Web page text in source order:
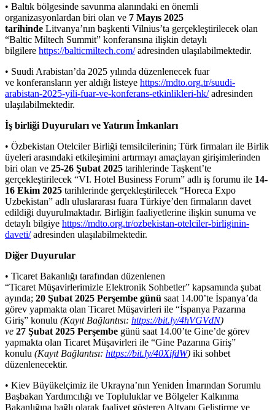
• Baltık bölgesinde savunma alanındaki en önemli
organizasyonlardan biri olan ve 7 Mayıs 2025
tarihinde Litvanya’nın başkenti Vilnius’ta gerçekleştirilecek olan
“Baltic Miltech Summit” konferansına ilişkin detaylı
bilgilere https://balticmiltech.com/adresinden ulaşılabilmektedir.
• Suudi Arabistan’da 2025 yılında düzenlenecek fuar
ve konferansların yer aldığı listeye https://mdto.org.tr/suudi-
arabistan-2025-yili-fuar-ve-konferans-etkinlikleri-hk/adresinden
ulaşılabilmektedir.
İş birliği Duyuruları ve Yatırım İmkanları
• Özbekistan Otelciler Birliği temsilcilerinin; Türk firmaları ile Birlik
üyeleri arasındaki etkileşimini artırmayı amaçlayan girişimlerinden
biri olan ve 25-26 Şubat 2025 tarihlerinde Taşkent’te
gerçekleştirilecek “VI. Hotel Business Forum” adlı iş forumu ile 14-
16 Ekim 2025 tarihlerinde gerçekleştirilecek “Horeca Expo
Uzbekistan” adlı uluslararası fuara Türkiye’den firmaların davet
edildiği duyurulmaktadır. Birliğin faaliyetlerine ilişkin sunuma ve
detaylı bilgiye https://mdto.org.tr/ozbekistan-otelciler-birliginin-
daveti/adresinden ulaşılabilmektedir.
Diğer Duyurular
• Ticaret Bakanlığı tarafından düzenlenen
“Ticaret Müşavirlerimizle Elektronik Sohbetler” kapsamında şubat
ayında; 20 Şubat 2025 Perşembe günü saat 14.00’te İspanya’da
görev yapmakta olan Ticaret Müşavirleri ile “İspanya Pazarına
Giriş” konulu (Kayıt Bağlantısı: https://bit.ly/4hVGVdN)
ve 27 Şubat 2025 Perşembe günü saat 14.00’te Gine’de görev
yapmakta olan Ticaret Müşavirleri ile “Gine Pazarına Giriş”
konulu (Kayıt Bağlantısı: https://bit.ly/40XifdW) iki sohbet
düzenlenecektir.
• Kiev Büyükelçimiz ile Ukrayna’nın Yeniden İmarından Sorumlu
Başbakan Yardımcılığı ve Topluluklar ve Bölgeler Kalkınma
Bakanlığına bağlı olarak faaliyet gösteren Altyapı Geliştirme ve